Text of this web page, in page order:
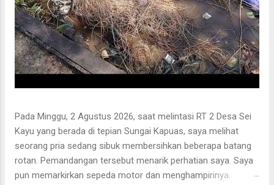
Pada Minggu, 2 Agustus 2026, saat melintasi RT 2 Desa Sei
Kayu yang berada di tepian Sungai Kapuas, saya melihat
seorang pria sedang sibuk membersihkan beberapa batang
rotan. Pemandangan tersebut menarik perhatian saya. Saya
pun memarkirkan sepeda motor dan menghampirinya.